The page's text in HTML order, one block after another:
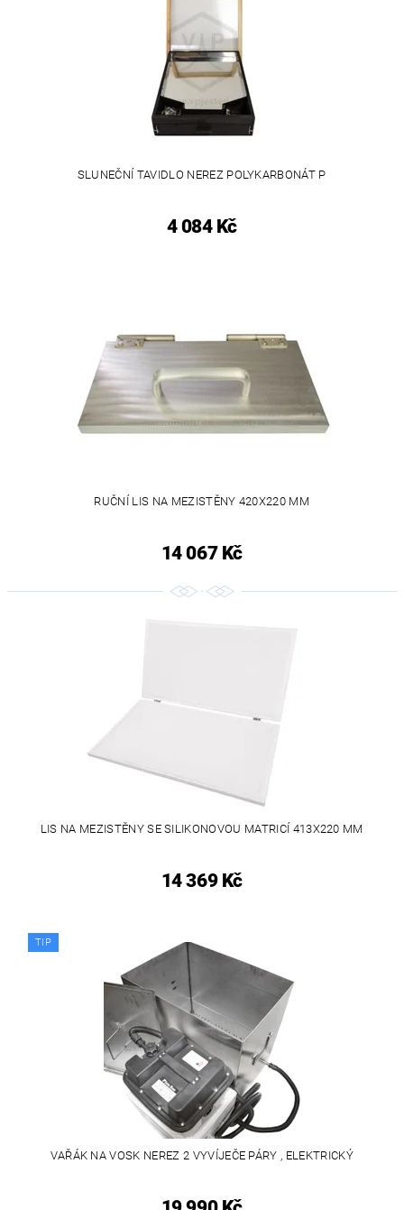
SLUNEČNÍ TAVIDLO NEREZ POLYKARBONÁT P
4 084 Kč
RUČNÍ LIS NA MEZISTĚNY 420X220 MM
14 067 Kč
LIS NA MEZISTĚNY SE SILIKONOVOU MATRICÍ 413X220 MM
14 369 Kč
TIP
VAŘÁK NA VOSK NEREZ 2 VYVÍJEČE PÁRY , ELEKTRICKÝ